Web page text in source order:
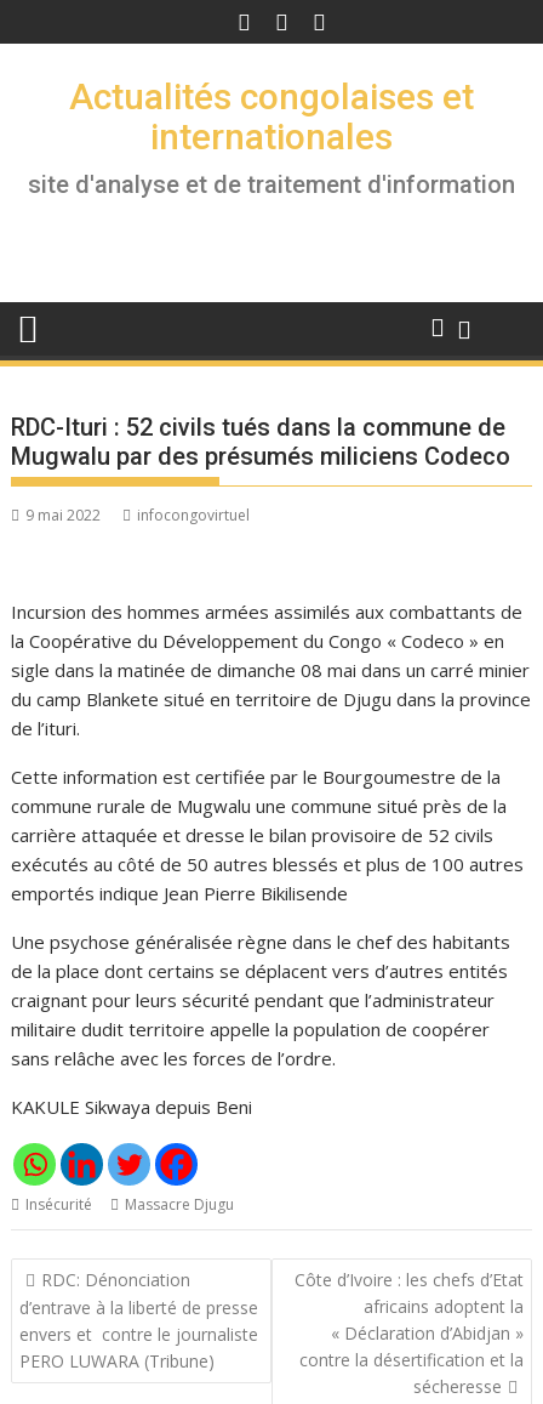
to
Actualités congolaises et
internationales
site d'analyse et de traitement d'information
RDC-Ituri : 52 civils tués dans la commune de
Mugwalu par des présumés miliciens Codeco
9 mai 2022 infocongovirtuel
Incursion des hommes armées assimilés aux combattants de
la Coopérative du Développement du Congo « Codeco » en
sigle dans la matinée de dimanche 08 mai dans un carré minier
du camp Blankete situé en territoire de Djugu dans la province
de l’ituri.
Cette information est certifiée par le Bourgoumestre de la
commune rurale de Mugwalu une commune situé près de la
carrière attaquée et dresse le bilan provisoire de 52 civils
exécutés au côté de 50 autres blessés et plus de 100 autres
emportés indique Jean Pierre Bikilisende
Une psychose généralisée règne dans le chef des habitants
de la place dont certains se déplacent vers d’autres entités
craignant pour leurs sécurité pendant que l’administrateur
militaire dudit territoire appelle la population de coopérer
sans relâche avec les forces de l’ordre.
KAKULE Sikwaya depuis Beni
Insécurité Massacre Djugu
Navigation
de
l’article
RDC: Dénonciation
d’entrave à la liberté de presse
envers et contre le journaliste
PERO LUWARA (Tribune)
Côte d’Ivoire : les chefs d’Etat
africains adoptent la
« Déclaration d’Abidjan »
contre la désertification et la
sécheresse